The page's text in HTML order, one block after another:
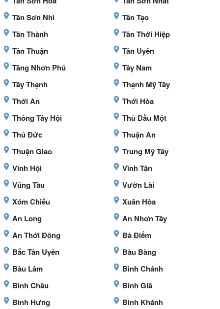
Tân Sơn Nhì
Tân Tạo
Tân Thành
Tân Thới Hiệp
Tân Thuận
Tân Uyên
Tăng Nhơn Phú
Tây Nam
Tây Thạnh
Thạnh Mỹ Tây
Thới An
Thới Hòa
Thông Tây Hội
Thủ Dầu Một
Thủ Đức
Thuận An
Thuận Giao
Trung Mỹ Tây
Vĩnh Hội
Vĩnh Tân
Vũng Tàu
Vườn Lài
Xóm Chiếu
Xuân Hòa
An Long
An Nhơn Tây
An Thới Đông
Bà Điểm
Bắc Tân Uyên
Bàu Bàng
Bàu Lâm
Bình Chánh
Bình Châu
Bình Giã
Bình Hưng
Bình Khánh